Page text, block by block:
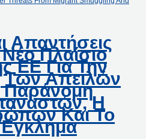
Απαντήσεις
Πλαίσιο
ΕΕ Για Την
Των Απειλών
Παράνομη
Η
Και Το